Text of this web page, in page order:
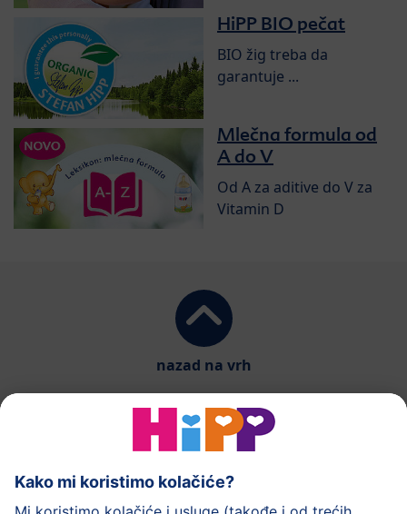
HiPP BIO pečat
BIO žig treba da
garantuje ...
Mlečna formula od
A do V
Od A za aditive do V za
Vitamin D
nazad na vrh
HiPP mlečna hrana HiPP hrana za bebe